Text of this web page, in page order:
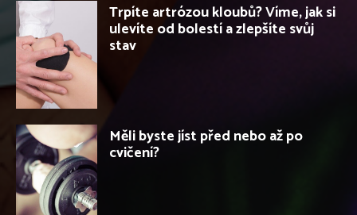
Trpíte artrózou kloubů? Víme, jak si
ulevíte od bolestí a zlepšíte svůj
stav
Měli byste jíst před nebo až po
cvičení?